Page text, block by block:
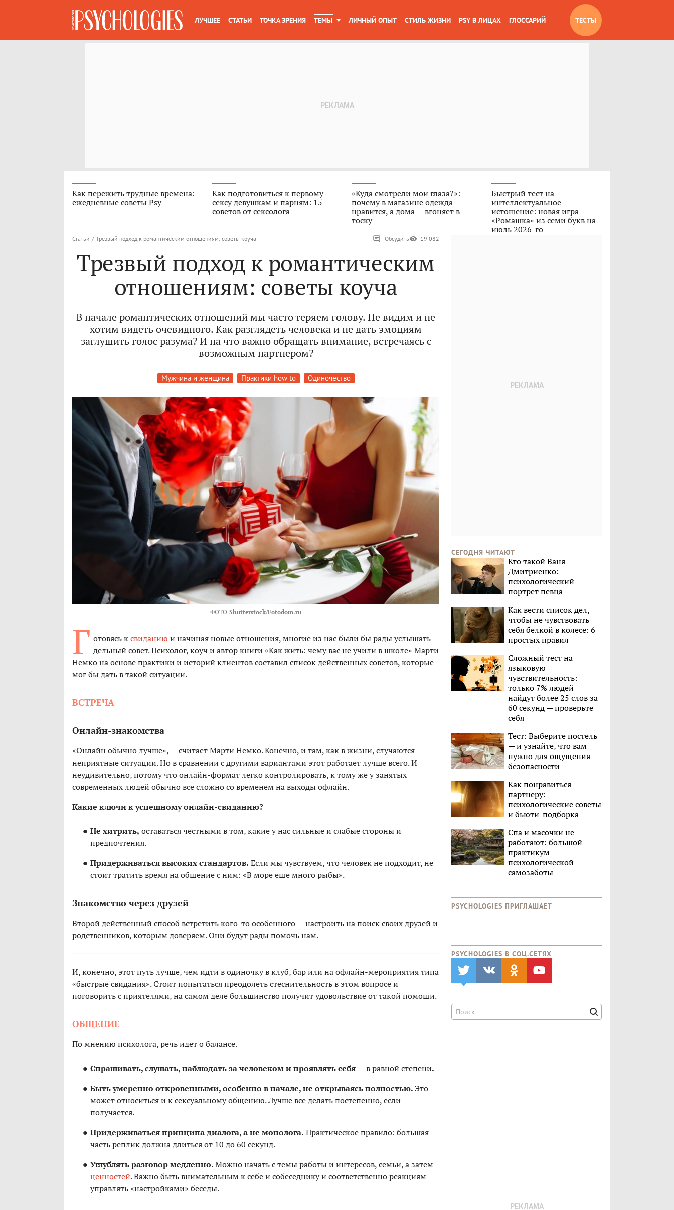
ЛУЧШЕЕ СТАТЬИ ТОЧКА ЗРЕНИЯ ТЕМЫ ЛИЧНЫЙ ОПЫТ СТИЛЬ ЖИЗНИ PSY В ЛИЦАХ ГЛОССАРИЙ ТЕСТЫ
Как пережить трудные времена:
ежедневные советы Psy
Как подготовиться к первому
сексу девушкам и парням: 15
советов от сексолога
«Куда смотрели мои глаза?»:
почему в магазине одежда
нравится, а дома — вгоняет в
тоску
Быстрый тест на
интеллектуальное
истощение: новая игра
«Ромашка» из семи букв на
июль 2026-го
Статьи / Трезвый подход к романтическим отношениям: советы коуча Обсудить 19 082
Трезвый подход к романтическим
отношениям: советы коуча
В начале романтических отношений мы часто теряем голову. Не видим и не
хотим видеть очевидного. Как разглядеть человека и не дать эмоциям
заглушить голос разума? И на что важно обращать внимание, встречаясь с
возможным партнером?
Мужчина и женщина Практики how to Одиночество
ФОТО Shutterstock/Fotodom.ru
Г отовясь ксвиданию и начиная новые отношения, многие из нас были бы рады услышать
дельный совет. Психолог, коуч и автор книги «Как жить: чему вас не учили в школе» Марти
Немко на основе практики и историй клиентов составил список действенных советов, которые
мог бы дать в такой ситуации.
ВСТРЕЧА
Онлайн-знакомства
«Онлайн обычно лучше», — считает Марти Немко. Конечно, и там, как в жизни, случаются
неприятные ситуации. Но в сравнении с другими вариантами этот работает лучше всего. И
неудивительно, потому что онлайн-формат легко контролировать, к тому же у занятых
современных людей обычно все сложно со временем на выходы офлайн.
Какие ключи к успешному онлайн-свиданию?
Не хитрить, оставаться честными в том, какие у нас сильные и слабые стороны и
предпочтения.
Придерживаться высоких стандартов. Если мы чувствуем, что человек не подходит, не
стоит тратить время на общение с ним: «В море еще много рыбы».
Знакомство через друзей
Второй действенный способ встретить кого-то особенного — настроить на поиск своих друзей и
родственников, которым доверяем. Они будут рады помочь нам.
И, конечно, этот путь лучше, чем идти в одиночку в клуб, бар или на офлайн-мероприятия типа
«быстрые свидания». Стоит попытаться преодолеть стеснительность в этом вопросе и
поговорить с приятелями, на самом деле большинство получит удовольствие от такой помощи.
ОБЩЕНИЕ
По мнению психолога, речь идет о балансе.
Спрашивать, слушать, наблюдать за человеком и проявлять себя — в равной степени.
Быть умеренно откровенными, особенно в начале, не открываясь полностью. Это
может относиться и к сексуальному общению. Лучше все делать постепенно, если
получается.
Придерживаться принципа диалога, а не монолога. Практическое правило: большая
часть реплик должна длиться от 10 до 60 секунд.
Углублять разговор медленно.Можно начать с темы работы и интересов, семьи, а затем
ценностей. Важно быть внимательным к себе и собеседнику и соответственно реакциям
управлять «настройками» беседы.
СЕГОДНЯ ЧИТАЮТ
Кто такой Ваня
Дмитриенко:
психологический
портрет певца
Как вести список дел,
чтобы не чувствовать
себя белкой в колесе: 6
простых правил
Сложный тест на
языковую
чувствительность:
только 7% людей
найдут более 25 слов за
60 секунд — проверьте
себя
Тест: Выберите постель
— и узнайте, что вам
нужно для ощущения
безопасности
Как понравиться
партнеру:
психологические советы
и бьюти-подборка
Спа и масочки не
работают: большой
практикум
психологической
самозаботы
PSYCHOLOGIES ПРИГЛАШАЕТ
PSYCHOLOGIES В CОЦ.СЕТЯХ